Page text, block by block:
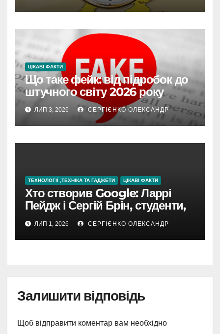
ЦІКАВІ ФАКТИ
Що таке фейк: від підробок до
штучного світу 2026 року
ЛИП 3, 2026 СЕРГІЄНКО ОЛЕКСАНДР
ТЕХНОЛОГІЇ ,ТЕХНІКА ТА ГАДЖЕТИ ЦІКАВІ ФАКТИ
Хто створив Google: Ларрі
Пейдж і Сергій Брін, студенти,
чия ідея підкорила інтернет
ЛИП 1, 2026 СЕРГІЄНКО ОЛЕКСАНДР
Залишити відповідь
Щоб відправити коментар вам необхідно